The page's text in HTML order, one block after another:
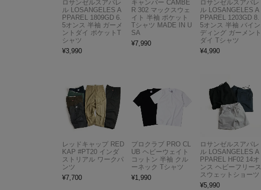
ロサンゼルスアパレ
ル LOSANGELES A
PPAREL 1809GD 6.
5オンス 半袖 ガーメ
ントダイ ポケットT
シャツ
¥3,990
キャンバー CAMBE
R 302 マックスウェ
イト 半袖 ポケット
Tシャツ MADE IN U
SA
¥7,990
ロサンゼルスアパレ
ル LOSANGELES A
PPAREL 1203GD 8.
5オンス 半袖 バイン
ディング ガーメント
ダイ Tシャツ
¥4,990
レッドキャップ RED
KAP #PT20 インダ
ストリアル ワークパ
ンツ
¥7,700
プロクラブ PRO CL
UB ヘビーウェイト
コットン 半袖 クル
ーネック Tシャツ
¥1,990
ロサンゼルスアパレ
ル LOSANGELES A
PPAREL HF02 14オ
ンス ヘビーフリース
スウェットショーツ
¥5,990